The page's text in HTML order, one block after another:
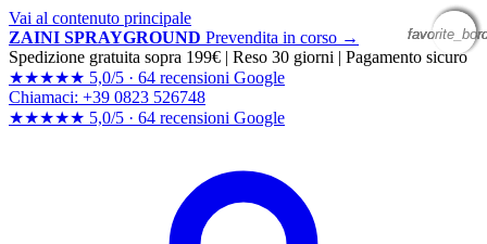
Vai al contenuto principale
ZAINI SPRAYGROUND Prevendita in corso →
Spedizione gratuita sopra 199€ | Reso 30 giorni | Pagamento sicuro
★★★★★ 5,0/5 · 64 recensioni Google
Chiamaci: +39 0823 526748
★★★★★ 5,0/5 · 64 recensioni Google